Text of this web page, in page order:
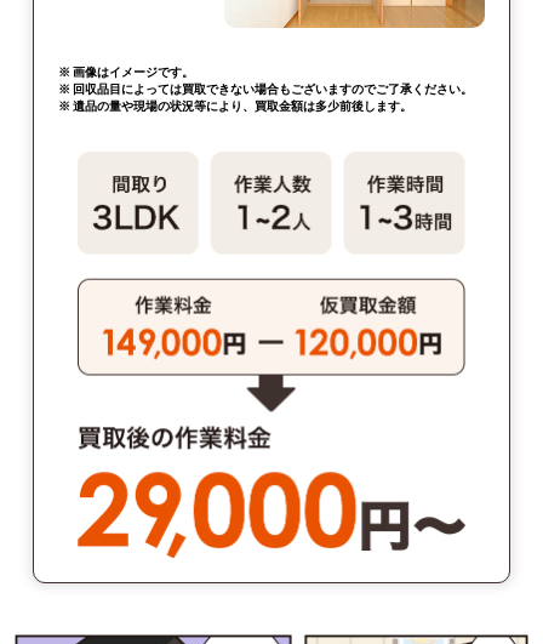
※ 画像はイメージです。
※ 回収品目によっては買取できない場合もございますのでご了承ください。
※ 遺品の量や現場の状況等により、買取金額は多少前後します。